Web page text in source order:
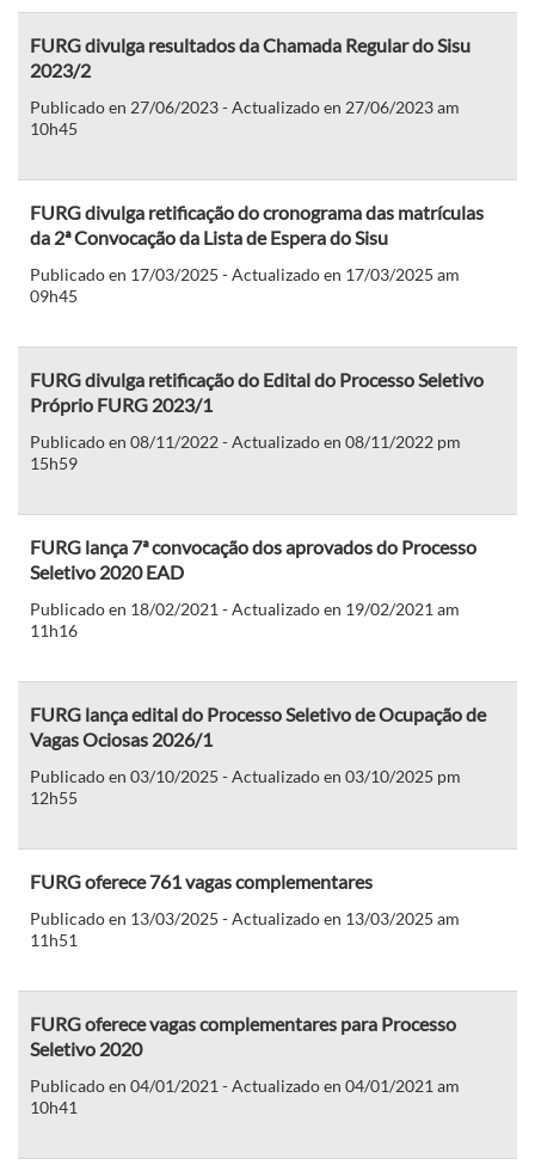
FURG divulga resultados da Chamada Regular do Sisu
2023/2
Publicado en 27/06/2023 - Actualizado en 27/06/2023 am
10h45
FURG divulga retificação do cronograma das matrículas
da 2ª Convocação da Lista de Espera do Sisu
Publicado en 17/03/2025 - Actualizado en 17/03/2025 am
09h45
FURG divulga retificação do Edital do Processo Seletivo
Próprio FURG 2023/1
Publicado en 08/11/2022 - Actualizado en 08/11/2022 pm
15h59
FURG lança 7ª convocação dos aprovados do Processo
Seletivo 2020 EAD
Publicado en 18/02/2021 - Actualizado en 19/02/2021 am
11h16
FURG lança edital do Processo Seletivo de Ocupação de
Vagas Ociosas 2026/1
Publicado en 03/10/2025 - Actualizado en 03/10/2025 pm
12h55
FURG oferece 761 vagas complementares
Publicado en 13/03/2025 - Actualizado en 13/03/2025 am
11h51
FURG oferece vagas complementares para Processo
Seletivo 2020
Publicado en 04/01/2021 - Actualizado en 04/01/2021 am
10h41